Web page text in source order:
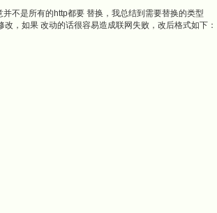
不是所有的http都要 替换，我总结到需要替换的类型
改，如果 改动的话很容易造成联网失败，改后格式如下：